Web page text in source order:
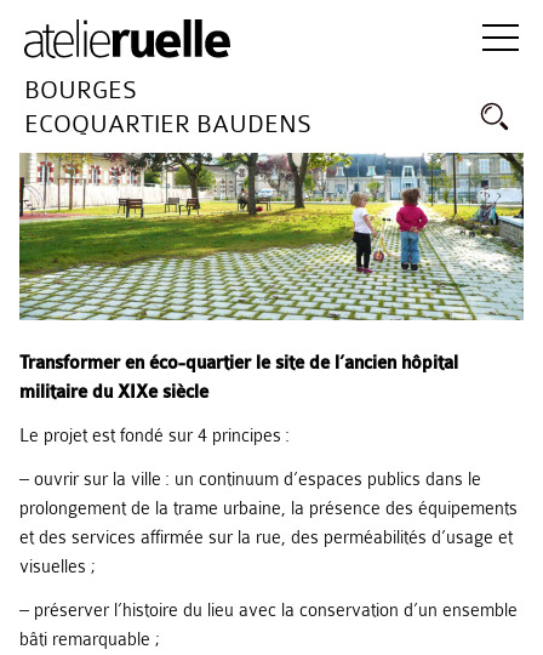
BOURGES
ECOQUARTIER BAUDENS
Transformer en éco-quartier le site de l’ancien hôpital
militaire du XIXe siècle
Le projet est fondé sur 4 principes :
– ouvrir sur la ville : un continuum d’espaces publics dans le
prolongement de la trame urbaine, la présence des équipements
et des services affirmée sur la rue, des perméabilités d’usage et
visuelles ;
– préserver l’histoire du lieu avec la conservation d’un ensemble
bâti remarquable ;